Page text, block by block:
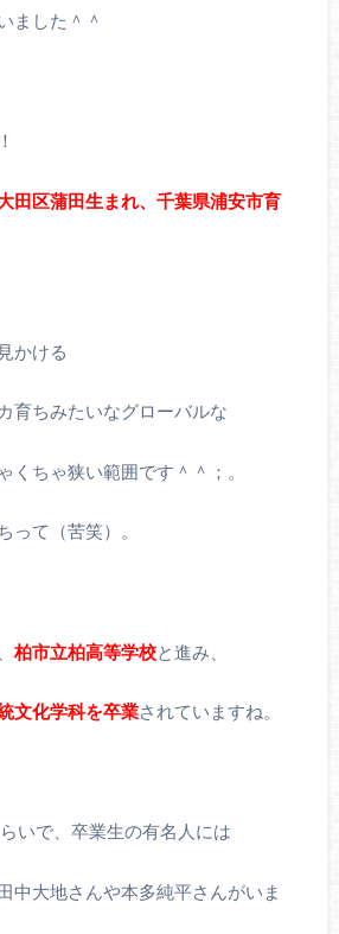
ました＾＾
田区蒲田生まれ、千葉県浦安市育
かける
育ちみたいなグローバルな
くちゃ狭い範囲です＾＾；。
って（苦笑）。
柏市立柏高等学校と進み、
文化学科を卒業されていますね。
いで、卒業生の有名人には
中大地さんや本多純平さんがいま